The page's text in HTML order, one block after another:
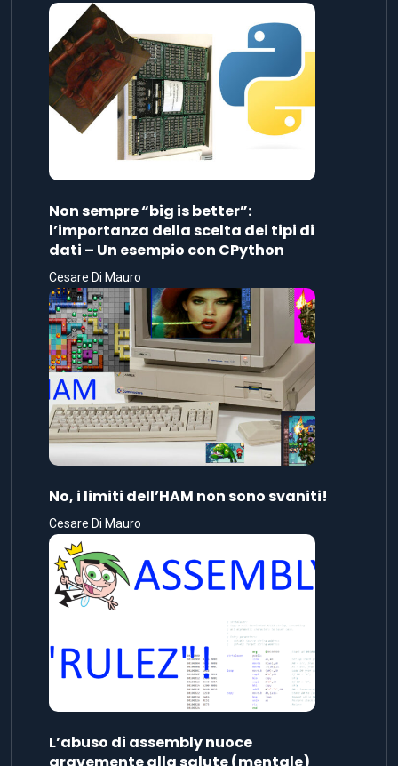
Non sempre “big is better”:
l’importanza della scelta dei tipi di
dati – Un esempio con CPython
Cesare Di Mauro
No, i limiti dell’HAM non sono svaniti!
Cesare Di Mauro
L’abuso di assembly nuoce
gravemente alla salute (mentale)